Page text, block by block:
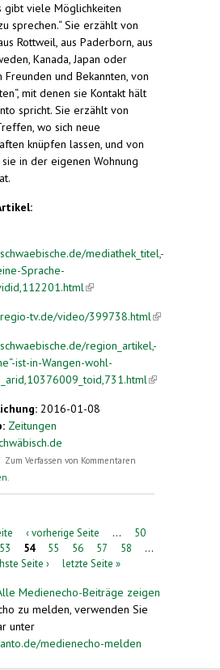
gibt viele Möglichkeiten
sprechen.“ Sie erzählt von
Rottweil, aus Paderborn, aus
Kanada, Japan oder
Freunden und Bekannten, von
mit denen sie Kontakt hält
spricht. Sie erzählt von
wo sich neue
knüpfen lassen, und von
in der eigenen Wohnung
mediathek_titel,-
Sprache-
(link is
tv.de/video/399738.html(link is
region_artikel,-
ist-in-Wangen-wohl-
(link is
2016-01-08
Zeitungen
Eine Welt, eine Sprache
Zum Verfassen von Kommentaren
.
‹ vorherige Seite …
50
53 54 55 56 57 58
…
Seite ›
letzte Seite »
Medienecho-Beiträge zeigen
zu melden, verwenden Sie
unter
medienecho-melden